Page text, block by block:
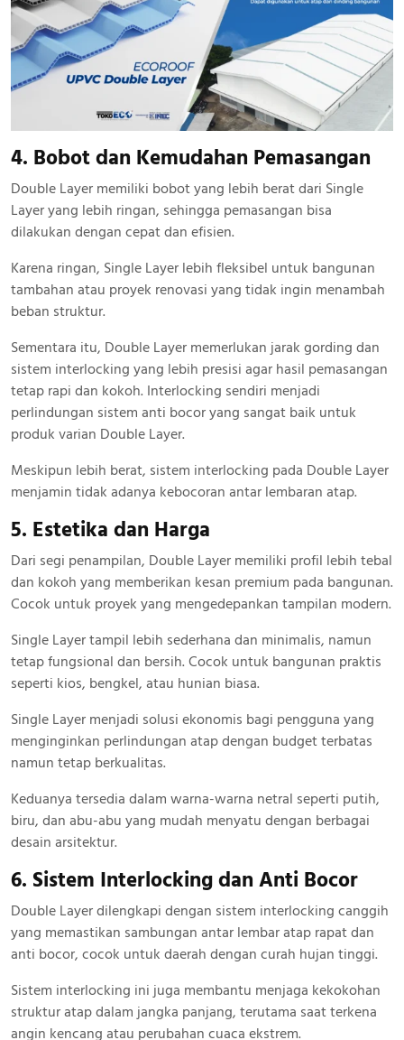
4. Bobot dan Kemudahan Pemasangan
Double Layer memiliki bobot yang lebih berat dari Single
Layer yang lebih ringan, sehingga pemasangan bisa
dilakukan dengan cepat dan efisien.
Karena ringan, Single Layer lebih fleksibel untuk bangunan
tambahan atau proyek renovasi yang tidak ingin menambah
beban struktur.
Sementara itu, Double Layer memerlukan jarak gording dan
sistem interlocking yang lebih presisi agar hasil pemasangan
tetap rapi dan kokoh. Interlocking sendiri menjadi
perlindungan sistem anti bocor yang sangat baik untuk
produk varian Double Layer.
Meskipun lebih berat, sistem interlocking pada Double Layer
menjamin tidak adanya kebocoran antar lembaran atap.
5. Estetika dan Harga
Dari segi penampilan, Double Layer memiliki profil lebih tebal
dan kokoh yang memberikan kesan premium pada bangunan.
Cocok untuk proyek yang mengedepankan tampilan modern.
Single Layer tampil lebih sederhana dan minimalis, namun
tetap fungsional dan bersih. Cocok untuk bangunan praktis
seperti kios, bengkel, atau hunian biasa.
Single Layer menjadi solusi ekonomis bagi pengguna yang
menginginkan perlindungan atap dengan budget terbatas
namun tetap berkualitas.
Keduanya tersedia dalam warna-warna netral seperti putih,
biru, dan abu-abu yang mudah menyatu dengan berbagai
desain arsitektur.
6. Sistem Interlocking dan Anti Bocor
Double Layer dilengkapi dengan sistem interlocking canggih
yang memastikan sambungan antar lembar atap rapat dan
anti bocor, cocok untuk daerah dengan curah hujan tinggi.
Sistem interlocking ini juga membantu menjaga kekokohan
struktur atap dalam jangka panjang, terutama saat terkena
angin kencang atau perubahan cuaca ekstrem.